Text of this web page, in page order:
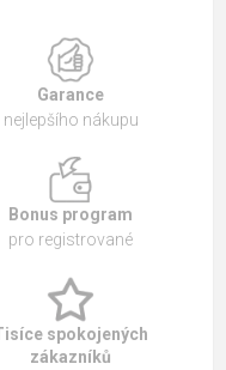
Garance
nejlepšího nákupu
Bonus program
pro registrované
spokojených
zákazníků